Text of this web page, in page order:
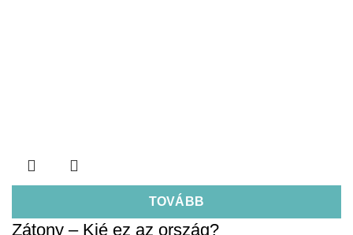
TOVÁBB
Zátony – Kié ez az ország?